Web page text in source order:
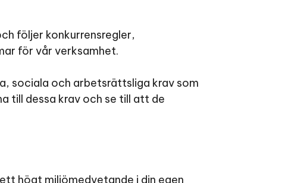
följer konkurrensregler,
för vår verksamhet.
sociala och arbetsrättsliga krav som
till dessa krav och se till att de
högt miljömedvetande i din egen